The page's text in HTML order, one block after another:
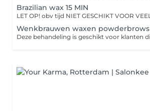
Brazilian wax 15 MIN
Wenkbrauwen waxen powderbrows